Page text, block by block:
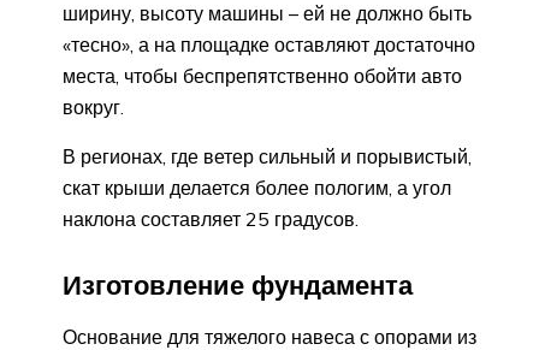
ширину, высоту машины – ей не должно быть
«тесно», а на площадке оставляют достаточно
места, чтобы беспрепятственно обойти авто
вокруг.
В регионах, где ветер сильный и порывистый,
скат крыши делается более пологим, а угол
наклона составляет 25 градусов.
Изготовление фундамента
Основание для тяжелого навеса с опорами из